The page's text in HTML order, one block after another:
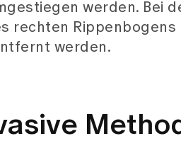
werden. Bei
rechten Rippenbogens
werden.